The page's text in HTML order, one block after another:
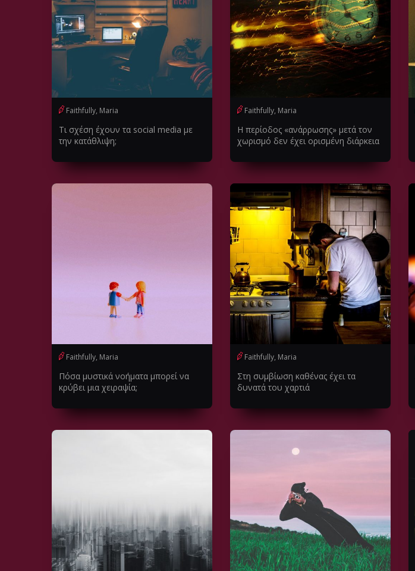
Faithfully, Maria
Τι σχέση έχουν τα social media με
την κατάθλιψη;
Faithfully, Maria
H περίοδος «ανάρρωσης» μετά τον
χωρισμό δεν έχει ορισμένη διάρκεια
Faithfully, Maria
Πόσα μυστικά νοήματα μπορεί να
κρύβει μια χειραψία;
Faithfully, Maria
Στη συμβίωση καθένας έχει τα
δυνατά του χαρτιά